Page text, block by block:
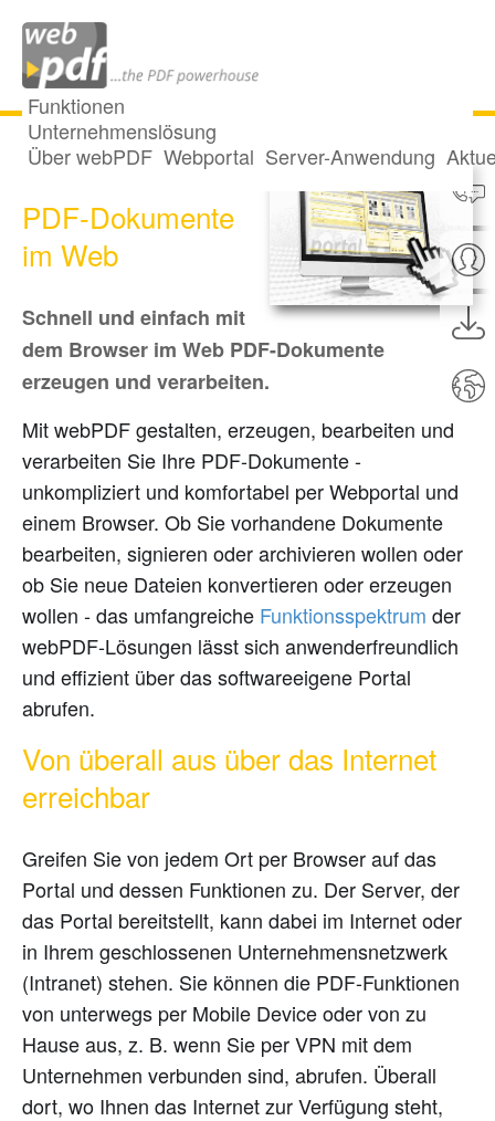
Funktionen
Unternehmenslösung
Über webPDF Webportal Server-Anwendung
Das PDF-Portal -
PDF-Dokumente
im Web
Schnell und einfach mit
dem Browser im Web PDF-Dokumente
erzeugen und verarbeiten.
Mit webPDF gestalten, erzeugen, bearbeiten und
verarbeiten Sie Ihre PDF-Dokumente -
unkompliziert und komfortabel per Webportal und
einem Browser. Ob Sie vorhandene Dokumente
bearbeiten, signieren oder archivieren wollen oder
ob Sie neue Dateien konvertieren oder erzeugen
wollen - das umfangreiche Funktionsspektrum der
webPDF-Lösungen lässt sich anwenderfreundlich
und effizient über das softwareeigene Portal
abrufen.
Von überall aus über das Internet
erreichbar
Greifen Sie von jedem Ort per Browser auf das
Portal und dessen Funktionen zu. Der Server, der
das Portal bereitstellt, kann dabei im Internet oder
in Ihrem geschlossenen Unternehmensnetzwerk
(Intranet) stehen. Sie können die PDF-Funktionen
von unterwegs per Mobile Device oder von zu
Hause aus, z. B. wenn Sie per VPN mit dem
Unternehmen verbunden sind, abrufen. Überall
dort, wo Ihnen das Internet zur Verfügung steht,